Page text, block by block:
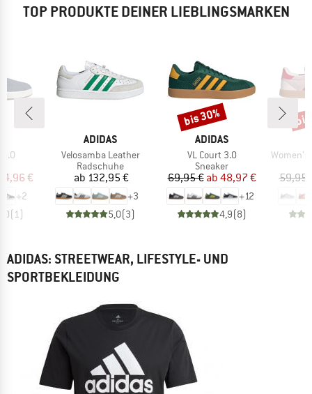
TOP PRODUKTE DEINER LIEBLINGSMARKEN
Preis
€
+2
(1 )
MARKE
ADIDAS
Artikel
Velosamba Leather
Produktgruppe
Radschuhe
Preis
ab 132,95 €
+3
5,0(3)
MARKE
ADIDAS
Artikel
VL Court 3.0
Produktgruppe
Sneaker
Preis
69,95 € reduzierter Preis
ab 48,97 €
+12
4,9(8)
Rabatt
bis 30%
Artikel
Women's
59,95
ADIDAS: STREETWEAR, LIFESTYLE- UND
SPORTBEKLEIDUNG